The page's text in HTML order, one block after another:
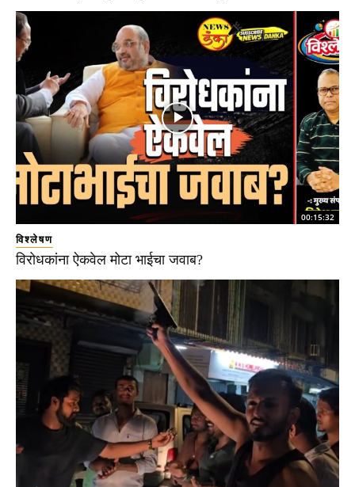
00:15:32
विश्लेषण
विरोधकांना ऐकवेल मोटा भाईचा जवाब?